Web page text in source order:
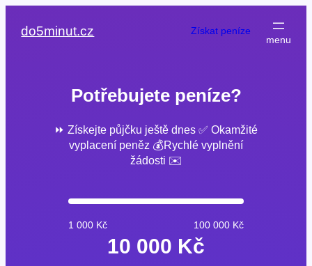
do5minut.cz Získat peníze
Potřebujete peníze?
⏩ Získejte půjčku ještě dnes ✅ Okamžité
vyplacení peněz 💰Rychlé vyplnění
žádosti ✉️
1 000 Kč 100 000 Kč
10 000 Kč